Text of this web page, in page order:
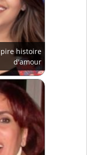
pire histoire
d'amour